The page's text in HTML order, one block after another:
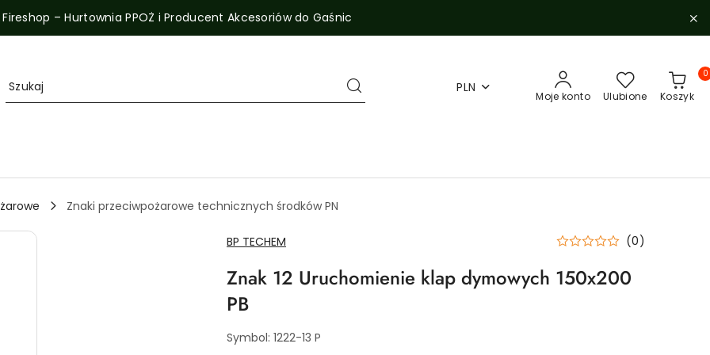
Fireshop – Hurtownia PPOŻ i Producent Akcesoriów do Gaśnic
PLN
Moje konto Ulubione Koszyk
0
Znaki przeciwpożarowe technicznych środków PN
NAZWA
PRODUCENTA:
BP TECHEM (0)
Znak 12 Uruchomienie klap dymowych 150x200
PB
Symbol: 1222-13 P